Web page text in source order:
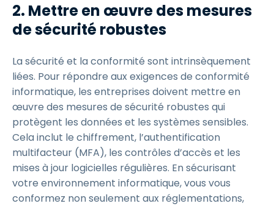
2. Mettre en œuvre des mesures
de sécurité robustes
La sécurité et la conformité sont intrinsèquement
liées. Pour répondre aux exigences de conformité
informatique, les entreprises doivent mettre en
œuvre des mesures de sécurité robustes qui
protègent les données et les systèmes sensibles.
Cela inclut le chiffrement, l’authentification
multifacteur (MFA), les contrôles d’accès et les
mises à jour logicielles régulières. En sécurisant
votre environnement informatique, vous vous
conformez non seulement aux réglementations,